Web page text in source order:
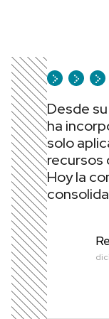
Desde
ha
solo
recursos
Hoy la